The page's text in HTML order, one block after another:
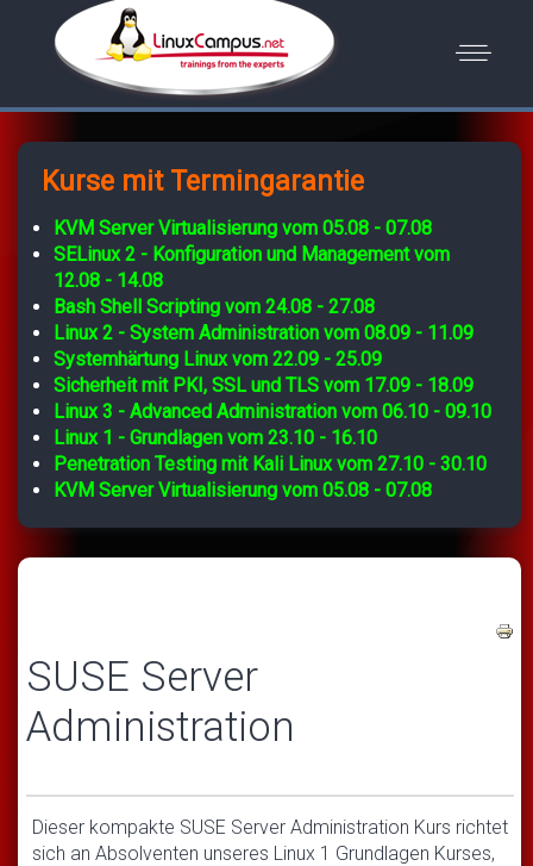
Kurse mit Termingarantie
KVM Server Virtualisierung vom 05.08 - 07.08
SELinux 2 - Konfiguration und Management vom
12.08 - 14.08
Bash Shell Scripting vom 24.08 - 27.08
Linux 2 - System Administration vom 08.09 - 11.09
Systemhärtung Linux vom 22.09 - 25.09
Sicherheit mit PKI, SSL und TLS vom 17.09 - 18.09
Linux 3 - Advanced Administration vom 06.10 - 09.10
Linux 1 - Grundlagen vom 23.10 - 16.10
Penetration Testing mit Kali Linux vom 27.10 - 30.10
KVM Server Virtualisierung vom 05.08 - 07.08
SUSE Server
Administration
Dieser kompakte SUSE Server Administration Kurs richtet
sich an Absolventen unseres Linux 1 Grundlagen Kurses,